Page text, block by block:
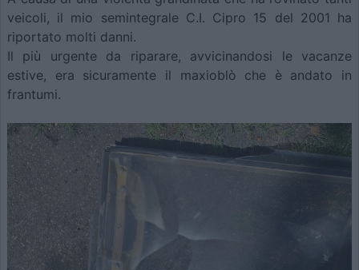
veicoli, il mio semintegrale C.I. Cipro 15 del 2001 ha
riportato molti danni.
Il più urgente da riparare, avvicinandosi le vacanze
estive, era sicuramente il maxioblò che è andato in
frantumi.